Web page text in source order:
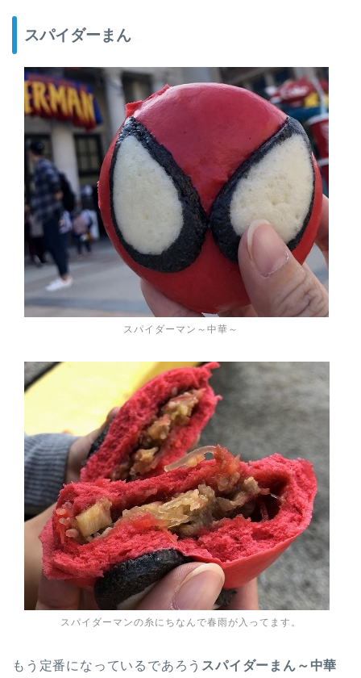
スパイダーまん
スパイダーマン～中華～
スパイダーマンの糸にちなんで春雨が入ってます。
もう定番になっているであろう スパイダーまん～中華